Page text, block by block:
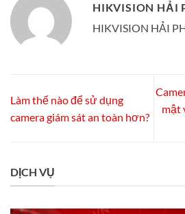
HIKVISION HẢI
HIKVISION HẢI
Làm thế nào để sử dụng
camera giám sát an toàn hơn?
mật
DỊCH VỤ